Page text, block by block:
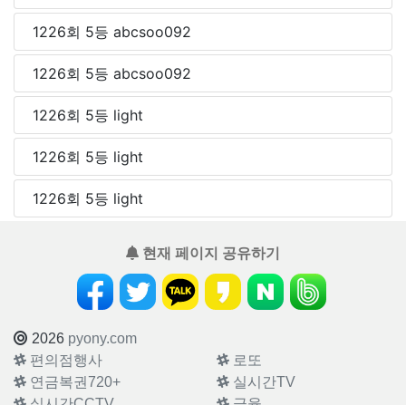
1226회 5등 abcsoo092
1226회 5등 abcsoo092
1226회 5등 light
1226회 5등 light
1226회 5등 light
현재 페이지 공유하기
2026 pyony.com
편의점행사
로또
연금복권720+
실시간TV